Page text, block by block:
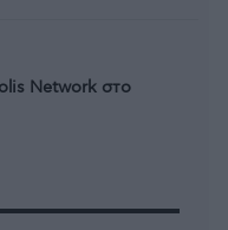
Network στο